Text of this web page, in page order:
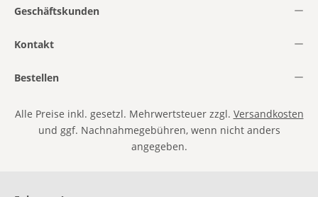
Geschäftskunden
Kontakt
Bestellen
Alle Preise inkl. gesetzl. Mehrwertsteuer zzgl. Versandkosten
und ggf. Nachnahmegebühren, wenn nicht anders
angegeben.